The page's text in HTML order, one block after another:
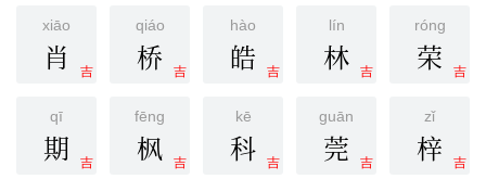
xiāo
吉
肖
qiáo
吉
桥
hào
吉
皓
lín
吉
林
róng
吉
荣
qī
吉
期
fēng
吉
枫
kē
吉
科
guān
吉
莞
zǐ
吉
梓